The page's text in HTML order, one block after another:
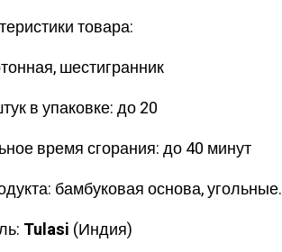
товара:
шестигранник
в упаковке: до 20
время сгорания: до 40 минут
бамбуковая основа, угольные.
Tulasi (Индия)